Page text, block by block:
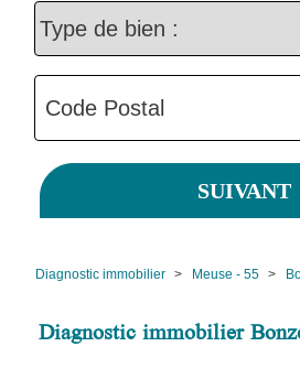
Diagnostic immobilier > Meuse - 55 >
Diagnostic immobilier